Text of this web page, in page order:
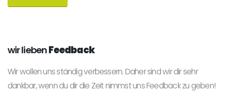
wir liebenFeedback
Wir wollen uns ständig verbessern. Daher sind wir dir sehr
dankbar, wenn du dir die Zeit nimmst uns Feedback zu geben!